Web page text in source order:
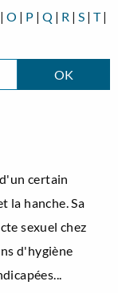
| O | P | Q | R | S | T|
certain
la hanche. Sa
sexuel chez
d'hygiène